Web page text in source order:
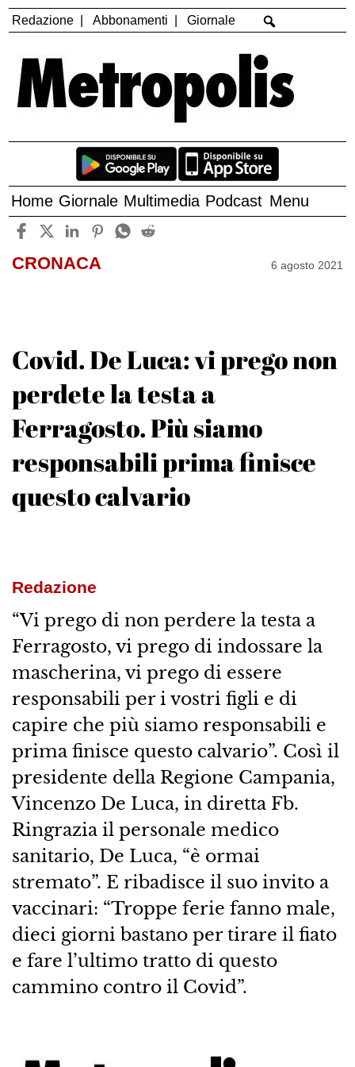
Redazione Abbonamenti Giornale
Home Giornale Multimedia Podcast Menu
CRONACA 6 agosto 2021
Covid. De Luca: vi prego non
perdete la testa a
Ferragosto. Più siamo
responsabili prima finisce
questo calvario
Redazione
“Vi prego di non perdere la testa a
Ferragosto, vi prego di indossare la
mascherina, vi prego di essere
responsabili per i vostri figli e di
capire che più siamo responsabili e
prima finisce questo calvario”. Così il
presidente della Regione Campania,
Vincenzo De Luca, in diretta Fb.
Ringrazia il personale medico
sanitario, De Luca, “è ormai
stremato”. E ribadisce il suo invito a
vaccinari: “Troppe ferie fanno male,
dieci giorni bastano per tirare il fiato
e fare l’ultimo tratto di questo
cammino contro il Covid”.